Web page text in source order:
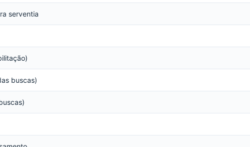
serventia
buscas)